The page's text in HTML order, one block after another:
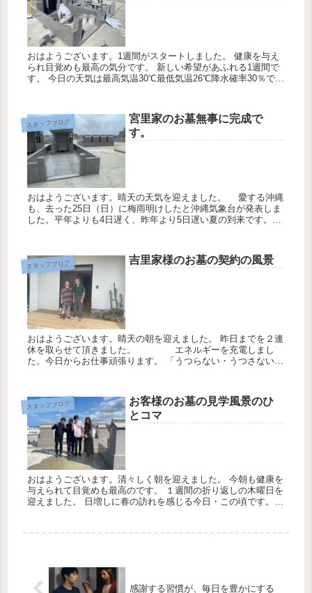
おはようございます。1週間がスタートしました。 健康を与え
られ目覚めも最高の気分です。 新しい希望があふれる1週間で
す。 今日の天気は最高気温30℃最低気温26℃降水確率30％で
スタッフブログ
宮里家のお墓無事に完成で
す。
おはようございます。晴天の天気を迎えました。 愛する沖縄
も、去った25日（日）に梅雨明けしたと沖縄気象台が発表しま
した。平年よりも4日遅く、昨年より5日遅い夏の到来です。今
スタッフブログ 吉里家様のお墓の契約の風景
おはようございます。晴天の朝を迎えました。 昨日までを２連
休を取らせて頂きました。 エネルギーを充電しまし
た。今日からお仕事頑張ります。 「うつらない・うつさない」
スタッフブログ
お客様のお墓の見学風景のひ
とコマ
おはようございます。清々しく朝を迎えました。 今朝も健康を
与えられて目覚めも最高のです。 １週間の折り返しの木曜日を
迎えました。 日増しに春の訪れを感じる今日・この頃です。
感謝する習慣が、毎日を豊かにする